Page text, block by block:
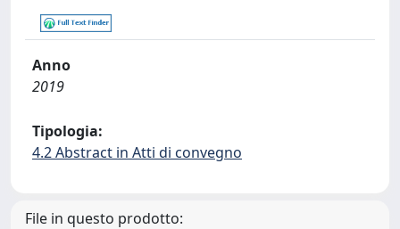
Anno
2019
Tipologia:
4.2 Abstract in Atti di convegno
File in questo prodotto: